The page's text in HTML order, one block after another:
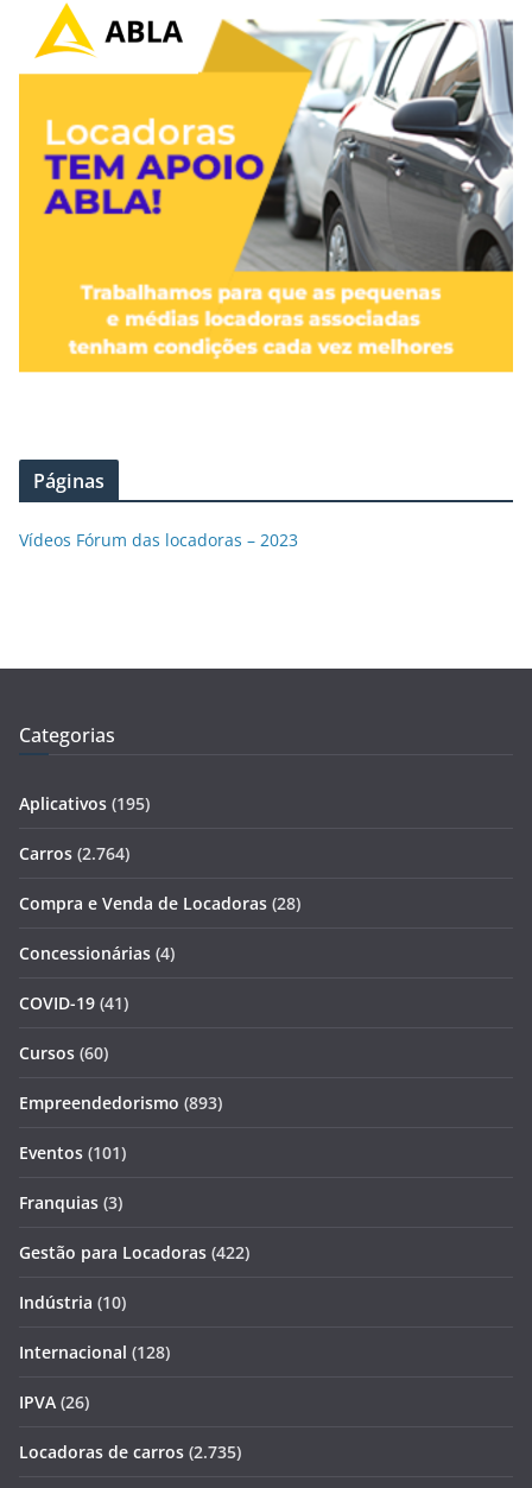
Páginas
Vídeos Fórum das locadoras – 2023
Categorias
Aplicativos (195)
Carros (2.764)
Compra e Venda de Locadoras (28)
Concessionárias (4)
COVID-19 (41)
Cursos (60)
Empreendedorismo (893)
Eventos (101)
Franquias (3)
Gestão para Locadoras (422)
Indústria (10)
Internacional (128)
IPVA (26)
Locadoras de carros (2.735)